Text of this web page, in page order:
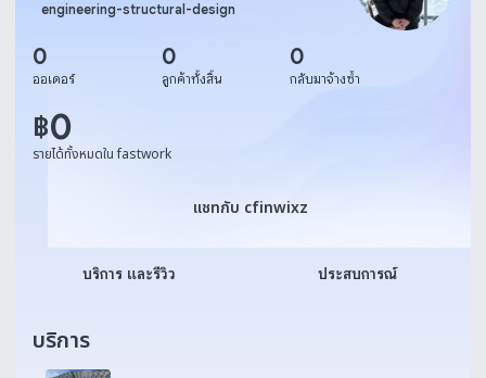
engineering-structural-design
0
ออเดอร์
0
ลูกค้าทั้งสิ้น
0
กลับมาจ้างซ้ำ
฿0
รายได้ทั้งหมดใน fastwork
แชทกับ cfinwixz
แชทกับ cfinwixz
บริการ และรีวิว ประสบการณ์
บริการ